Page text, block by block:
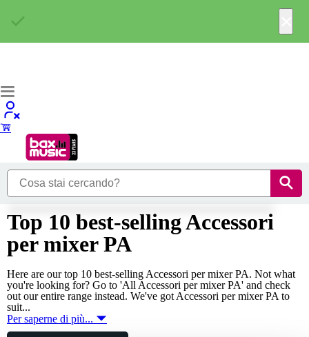
Top 10 best-selling Accessori
per mixer PA
Here are our top 10 best-selling Accessori per mixer PA. Not what
you're looking for? Go to 'All Accessori per mixer PA' and check
out our entire range instead. We've got Accessori per mixer PA to
suit...
Per saperne di più...